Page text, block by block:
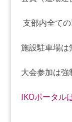
支部内全ての
施設駐車場は
大会参加は
IKOポータル